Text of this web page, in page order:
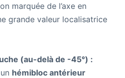
marquée de l’axe en
grande valeur localisatrice
(au-delà de -45°) :
hémibloc antérieur